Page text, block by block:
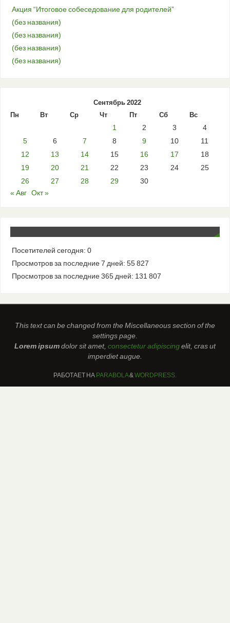
Акция “Итоговое собеседование для родителей”
(без названия)
(без названия)
(без названия)
(без названия)
Сентябрь 2022
Пн
Вт Ср Чт Пт Сб Вс
1 2 3
4
5
6 7 8 9 10
11
12
13 14 15 16 17
18
19
20 21 22 23 24
25
26
27 28 29
30
« Авг Окт »
Посетителей сегодня: 0
Просмотров за последние 7 дней: 55 827
Просмотров за последние 365 дней: 131 807
This text can be changed from the Miscellaneous section of the
settings page.
Lorem ipsumdolor sit amet, consectetur adipiscingelit, cras ut
imperdiet augue.
РАБОТАЕТ НА PARABOLA& WORDPRESS.